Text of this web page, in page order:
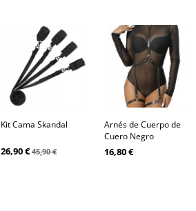
Kit Cama Skandal
26,90 €45,90 €
Arnés de Cuerpo de
Cuero Negro
16,80 €